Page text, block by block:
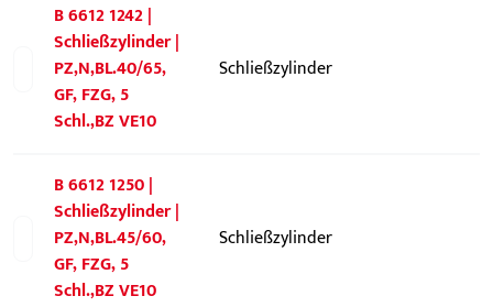
B 6612 1242 |
Schließzylinder |
PZ,N,BL.40/65,
GF, FZG, 5
Schl.,BZ VE10
Schließzylinder
B 6612 1250 |
Schließzylinder |
PZ,N,BL.45/60,
GF, FZG, 5
Schl.,BZ VE10
Schließzylinder